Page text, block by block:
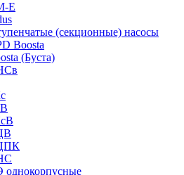
Е
(секционные) насосы
Boosta
(Буста)
однокорпусные